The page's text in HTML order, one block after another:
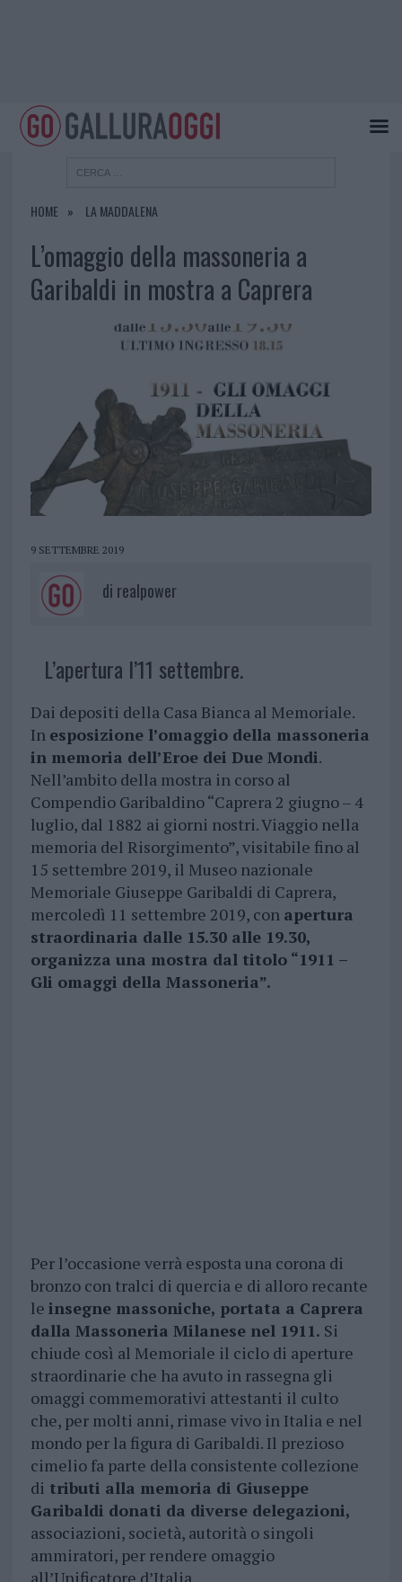
HOME LA MADDALENA
L’omaggio della massoneria a
Garibaldi in mostra a Caprera
9 SETTEMBRE 2019
di realpower
L’apertura l’11 settembre.
Dai depositi della Casa Bianca al Memoriale.
In esposizione l’omaggio della massoneria
in memoria dell’Eroe dei Due Mondi.
Nell’ambito della mostra in corso al
Compendio Garibaldino “Caprera 2 giugno – 4
luglio, dal 1882 ai giorni nostri. Viaggio nella
memoria del Risorgimento”, visitabile fino al
15 settembre 2019, il Museo nazionale
Memoriale Giuseppe Garibaldi di Caprera,
mercoledì 11 settembre 2019, con apertura
straordinaria dalle 15.30 alle 19.30,
organizza una mostra dal titolo “1911 –
Gli omaggi della Massoneria”.
Per l’occasione verrà esposta una corona di
bronzo con tralci di quercia e di alloro recante
le insegne massoniche, portata a Caprera
dalla Massoneria Milanese nel 1911. Si
chiude così al Memoriale il ciclo di aperture
straordinarie che ha avuto in rassegna gli
omaggi commemorativi attestanti il culto
che, per molti anni, rimase vivo in Italia e nel
mondo per la figura di Garibaldi. Il prezioso
cimelio fa parte della consistente collezione
di tributi alla memoria di Giuseppe
Garibaldi donati da diverse delegazioni,
associazioni, società, autorità o singoli
ammiratori, per rendere omaggio